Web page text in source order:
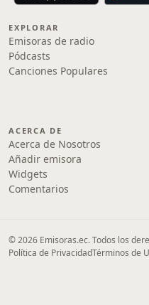
EXPLORAR
Emisoras de radio
Pódcasts
Canciones Populares
ACERCA DE
Acerca de Nosotros
Añadir emisora
Widgets
Comentarios
© 2026 Emisoras.ec. Todos los
Política de PrivacidadTérminos de